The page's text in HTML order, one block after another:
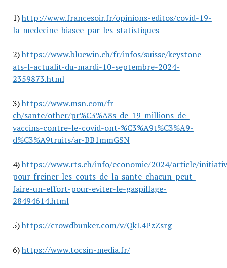
1)http://www.francesoir.fr/opinions-editos/covid-19-
la-medecine-biasee-par-les-statistiques
2)https://www.bluewin.ch/fr/infos/suisse/keystone-
ats-l-actualit-du-mardi-10-septembre-2024-
2359873.html
3)https://www.msn.com/fr-
ch/sante/other/pr%C3%A8s-de-19-millions-de-
vaccins-contre-le-covid-ont-%C3%A9t%C3%A9-
d%C3%A9truits/ar-BB1mmGSN
4)https://www.rts.ch/info/economie/2024/article/
pour-freiner-les-couts-de-la-sante-chacun-peut-
faire-un-effort-pour-eviter-le-gaspillage-
28494614.html
5)https://crowdbunker.com/v/QkL4PzZsrg
6)https://www.tocsin-media.fr/